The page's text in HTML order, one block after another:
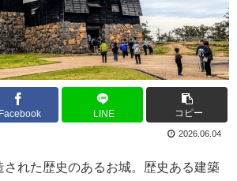
Facebook LINE コピー
2026.06.04
された歴史のあるお城。歴史ある建築